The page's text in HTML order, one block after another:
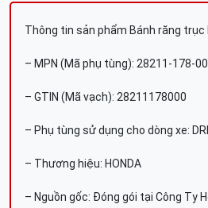
Thông tin sản phẩm Bánh răng trục
– MPN (Mã phụ tùng): 28211-178-
– GTIN (Mã vạch): 28211178000
– Phụ tùng sử dụng cho dòng xe:
– Thương hiệu: HONDA
– Nguồn gốc: Đóng gói tại Công Ty